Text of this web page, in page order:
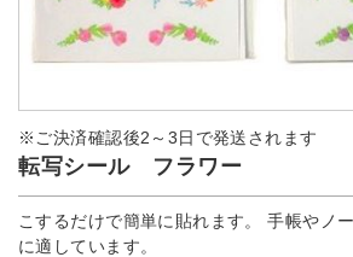
※ご決済確認後2～3日で発送されます
転写シール フラワー
こするだけで簡単に貼れます。 手帳やノ
に適しています。